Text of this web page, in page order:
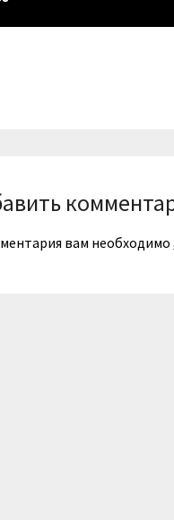
вам необходимо